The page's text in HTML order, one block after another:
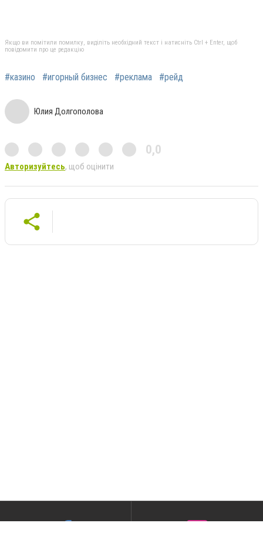
Якщо ви помітили помилку, виділіть необхідний текст і натисніть Ctrl + Enter, щоб
повідомити про це редакцію
#казино #игорный бизнес #реклама #рейд
Юлия Долгополова
0,0
Авторизуйтесь, щоб оцінити